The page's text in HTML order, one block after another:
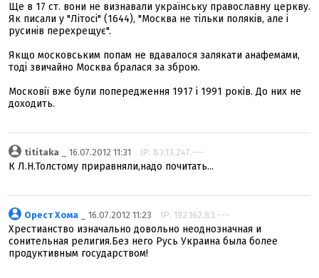
Ще в 17 ст. вони не визнавали українську православну церкву.
Як писали у "Літосі" (1644), "Москва не тільки поляків, але і
русинів перехрещує".
Якщо московським попам не вдавалося залякати анафемами,
тоді звичайно Москва бралася за зброю.
Московії вже були попередження 1917 і 1991 років. До них не
доходить.
tititaka _ 16.07.2012 11:31 IP: 83.13.247.---
К Л.Н.Толстому приравняли,надо почитать...
Орест Хома _ 16.07.2012 11:23 IP: 192.162.83.---
Хрестианство изначально довольно неоднозначная и
сонительная религия.Без него Русь Украина была более
продуктивным государством!